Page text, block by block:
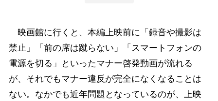
映画館に行くと、本編上映前に「録音や撮影は
禁止」「前の席は蹴らない」「スマートフォンの
電源を切る」といったマナー啓発動画が流れる
が、それでもマナー違反が完全になくなることは
ない。なかでも近年問題となっているのが、上映